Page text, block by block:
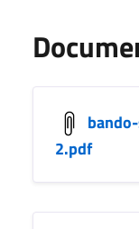
2.pdf